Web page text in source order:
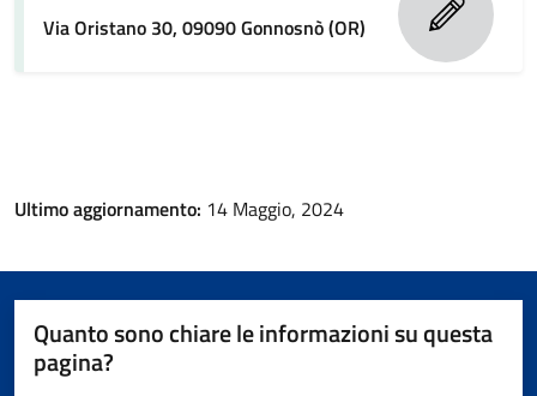
Via Oristano 30, 09090 Gonnosnò (OR)
Ultimo aggiornamento: 14 Maggio, 2024
Quanto sono chiare le informazioni su questa
pagina?